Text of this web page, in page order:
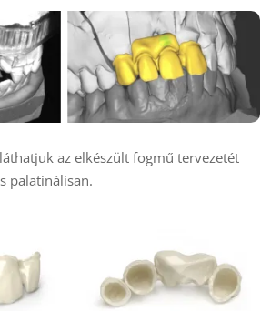
az elkészült fogmű tervezetét
palatinálisan.